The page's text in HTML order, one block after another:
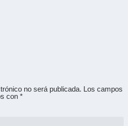
no será publicada. Los campos
con *